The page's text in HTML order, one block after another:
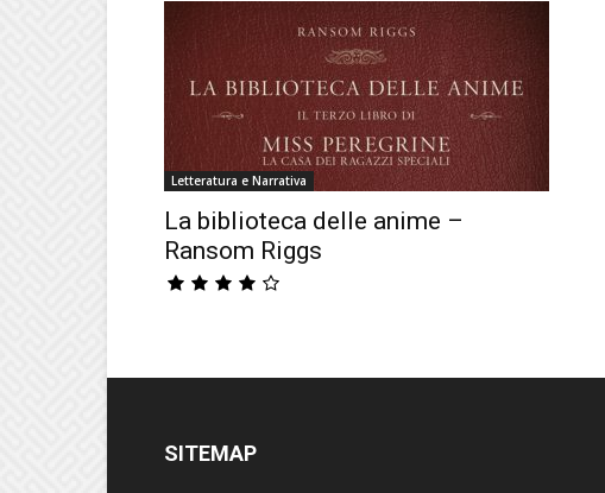
Letteratura e Narrativa
La biblioteca delle anime –
Ransom Riggs
SITEMAP